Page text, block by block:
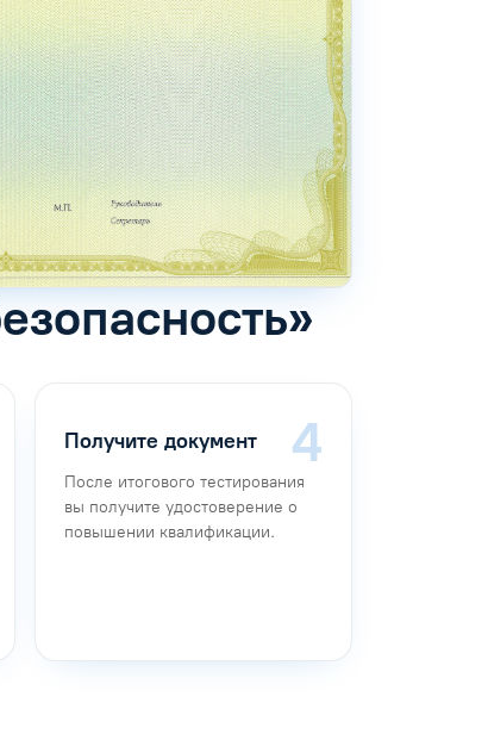
Получите документ
После итогового тестирования
вы получите удостоверение о
повышении квалификации.